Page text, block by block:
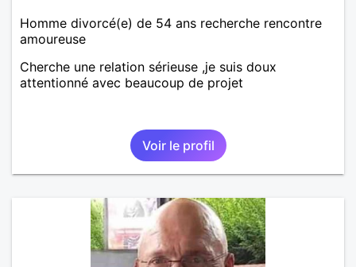
Homme divorcé(e) de 54 ans recherche rencontre
amoureuse
Cherche une relation sérieuse ,je suis doux
attentionné avec beaucoup de projet
Voir le profil